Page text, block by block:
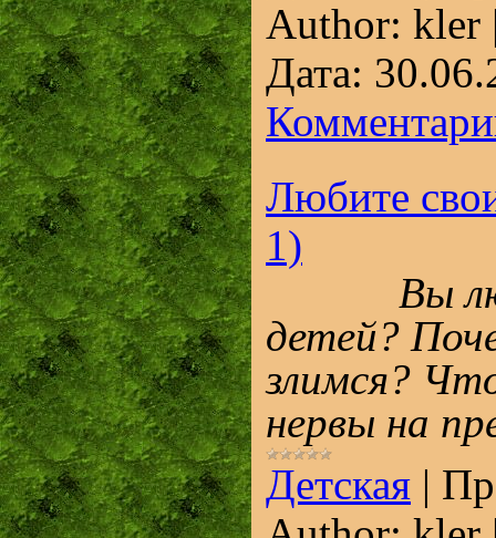
Author: kler
Дата:
Любите
1)
Вы
детей?
злимся?
нервы на
Детская |